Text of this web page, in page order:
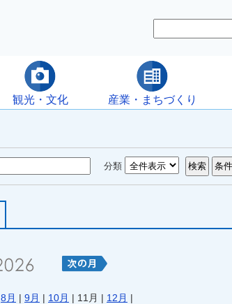
観光・文化 産業・まちづくり
分類
8月 | 9月 | 10月 | 11月 | 12月 |